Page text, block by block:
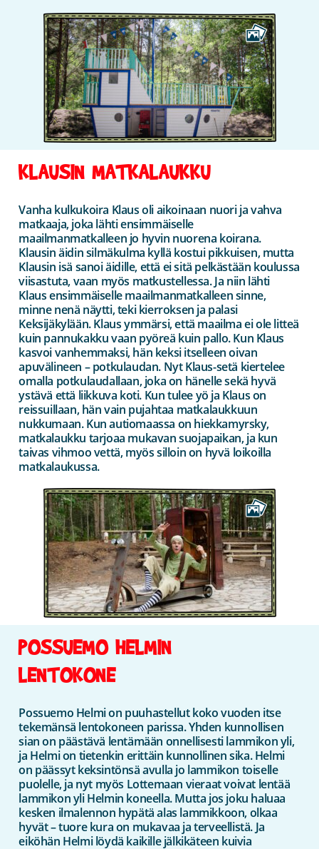
KLAUSIN MATKALAUKKU
Vanha kulkukoira Klaus oli aikoinaan nuori ja vahva
matkaaja, joka lähti ensimmäiselle
maailmanmatkalleen jo hyvin nuorena koirana.
Klausin äidin silmäkulma kyllä kostui pikkuisen, mutta
Klausin isä sanoi äidille, että ei sitä pelkästään koulussa
viisastuta, vaan myös matkustellessa. Ja niin lähti
Klaus ensimmäiselle maailmanmatkalleen sinne,
minne nenä näytti, teki kierroksen ja palasi
Keksijäkylään. Klaus ymmärsi, että maailma ei ole litteä
kuin pannukakku vaan pyöreä kuin pallo. Kun Klaus
kasvoi vanhemmaksi, hän keksi itselleen oivan
apuvälineen – potkulaudan. Nyt Klaus-setä kiertelee
omalla potkulaudallaan, joka on hänelle sekä hyvä
ystävä että liikkuva koti. Kun tulee yö ja Klaus on
reissuillaan, hän vain pujahtaa matkalaukkuun
nukkumaan. Kun autiomaassa on hiekkamyrsky,
matkalaukku tarjoaa mukavan suojapaikan, ja kun
taivas vihmoo vettä, myös silloin on hyvä loikoilla
matkalaukussa.
POSSUEMO HELMIN
LENTOKONE
Possuemo Helmi on puuhastellut koko vuoden itse
tekemänsä lentokoneen parissa. Yhden kunnollisen
sian on päästävä lentämään onnellisesti lammikon yli,
ja Helmi on tietenkin erittäin kunnollinen sika. Helmi
on päässyt keksintönsä avulla jo lammikon toiselle
puolelle, ja nyt myös Lottemaan vieraat voivat lentää
lammikon yli Helmin koneella. Mutta jos joku haluaa
kesken ilmalennon hypätä alas lammikkoon, olkaa
hyvät – tuore kura on mukavaa ja terveellistä. Ja
eiköhän Helmi löydä kaikille jälkikäteen kuivia